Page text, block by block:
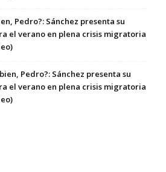
Pedro?: Sánchez presenta su
el verano en plena crisis migratoria
Pedro?: Sánchez presenta su
el verano en plena crisis migratoria